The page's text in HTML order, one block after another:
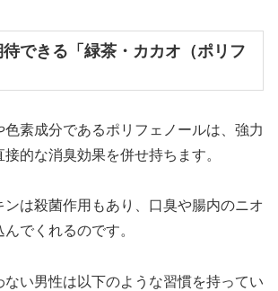
できる「緑茶・カカオ（ポリフ
素成分であるポリフェノールは、強力
的な消臭効果を併せ持ちます。
ンは殺菌作用もあり、口臭や腸内のニオ
でくれるのです。
ない男性は以下のような習慣を持ってい